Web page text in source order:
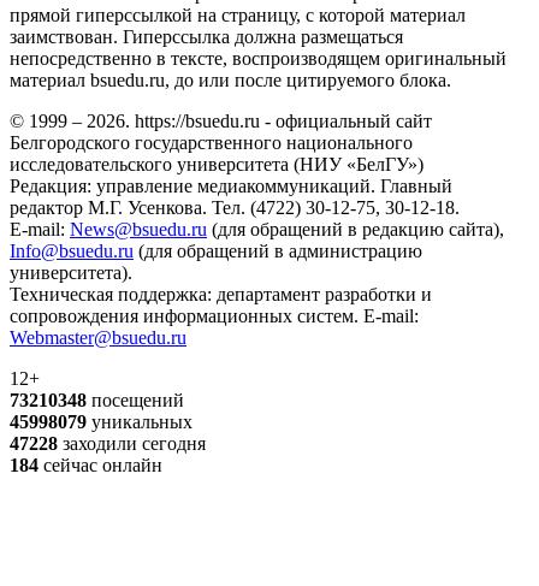
прямой гиперссылкой на страницу, с которой материал
заимствован. Гиперссылка должна размещаться
непосредственно в тексте, воспроизводящем оригинальный
материал bsuedu.ru, до или после цитируемого блока.
© 1999 – 2026. https://bsuedu.ru - официальный сайт
Белгородского государственного национального
исследовательского университета (НИУ «БелГУ»)
Редакция: управление медиакоммуникаций. Главный
редактор М.Г. Усенкова. Тел. (4722) 30-12-75, 30-12-18.
E-mail: News@bsuedu.ru (для обращений в редакцию сайта),
Info@bsuedu.ru (для обращений в администрацию
университета).
Техническая поддержка: департамент разработки и
сопровождения информационных систем. E-mail:
Webmaster@bsuedu.ru
12+
73210348 посещений
45998079 уникальных
47228 заходили сегодня
184 сейчас онлайн